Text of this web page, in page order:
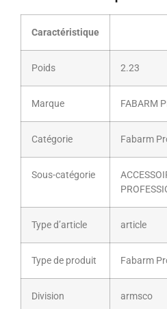
Caractéristique
Poids 2.23
Marque FABARM
Catégorie Fabarm
Sous-catégorie
Type d’article article
Type de produit Fabarm
Division armsco